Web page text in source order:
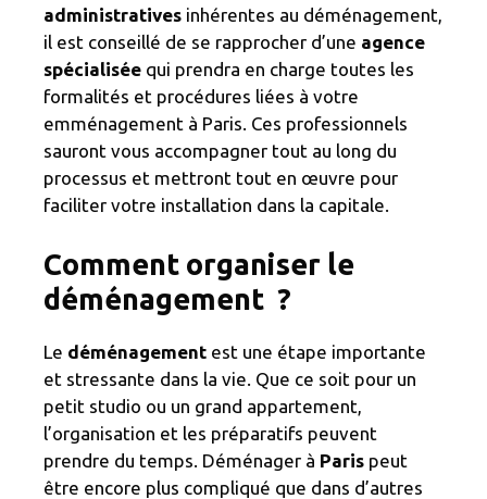
administratives inhérentes au déménagement,
il est conseillé de se rapprocher d’une agence
spécialisée qui prendra en charge toutes les
formalités et procédures liées à votre
emménagement à Paris. Ces professionnels
sauront vous accompagner tout au long du
processus et mettront tout en œuvre pour
faciliter votre installation dans la capitale.
Comment organiser le
déménagement ?
Le déménagement est une étape importante
et stressante dans la vie. Que ce soit pour un
petit studio ou un grand appartement,
l’organisation et les préparatifs peuvent
prendre du temps. Déménager à Paris peut
être encore plus compliqué que dans d’autres